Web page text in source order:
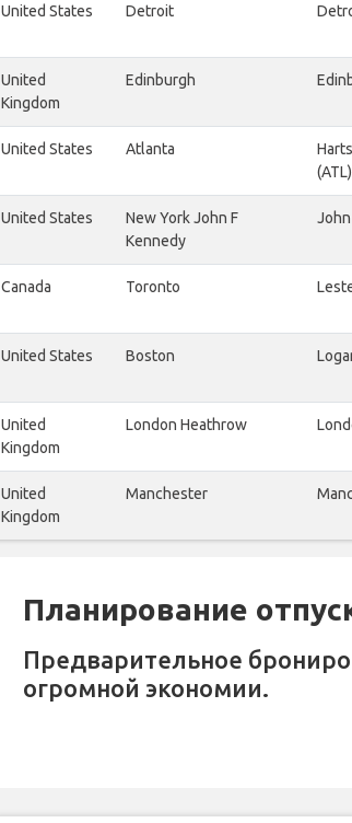
United States Detroit
United
Kingdom
Edinburgh
United States Atlanta
(ATL)
United States
New York John F
Kennedy
Canada Toronto
United States Boston
United
Kingdom
London Heathrow
United
Kingdom
Manchester
Планирование
Предварительное
огромной экономии.